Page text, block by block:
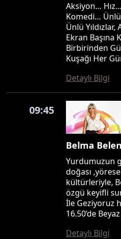
Aksiyon…
Komedi… Ünlü
Ünlü
Ekran Başına
Birbirinden
Kuşağı Her
Detaylı Bilgi
09:45
Belma
Yurdumuzun
doğası
kültürleriyle,
özgü keyifli
İle Geziyoruz
16.50’de
Detaylı Bilgi